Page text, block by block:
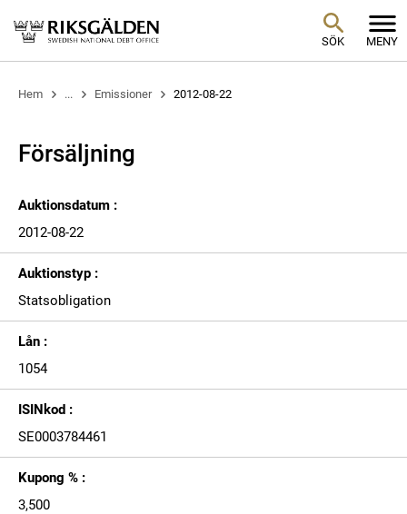
SÖK MENY
Hem ... Emissioner 2012-08-22
Försäljning
Auktionsdatum :
2012-08-22
Auktionstyp :
Statsobligation
Lån :
1054
ISINkod :
SE0003784461
Kupong % :
3,500